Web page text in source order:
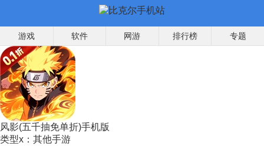
游戏 软件 网游 排行榜 专题
风影(五千抽免单折)手机版
类型x： 其他手游